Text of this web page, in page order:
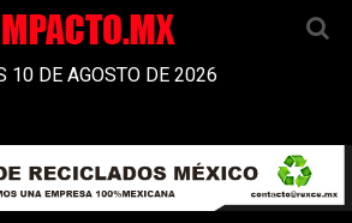
10 DE AGOSTO DE 2026